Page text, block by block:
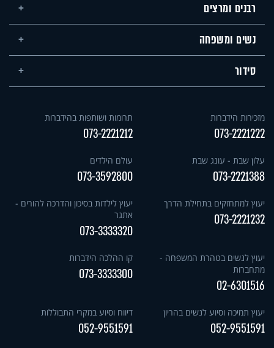
רבנים ומרצים
נשים ומשפחה
סידור
מזכירות הידברות
073-2221222
תרומות ושותפות בהידברות
073-2221212
עלון שבת - עונג שבת
073-2221388
עולם הילדים
073-3592800
יעוץ למתחזקים בתחילת הדרך
073-2221232
יעוץ לילדות בסיכון והדרכה להורים -
אתגר
073-3333320
יעוץ לנשים בטהרת המשפחה -
מתחברות
02-6301516
קו ההלכה הידברות
073-3333300
יעוץ תמיכה וסיוע לנשים בהריון
052-9551591
דיווח וסיוע במקרי התבוללות
052-9551591